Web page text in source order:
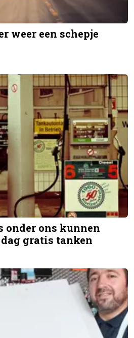
weer een schepje
onder ons kunnen
gratis tanken